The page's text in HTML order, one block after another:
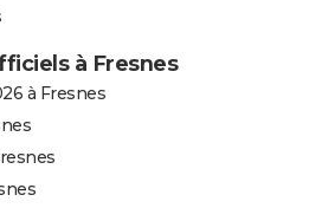
à Fresnes
à Fresnes